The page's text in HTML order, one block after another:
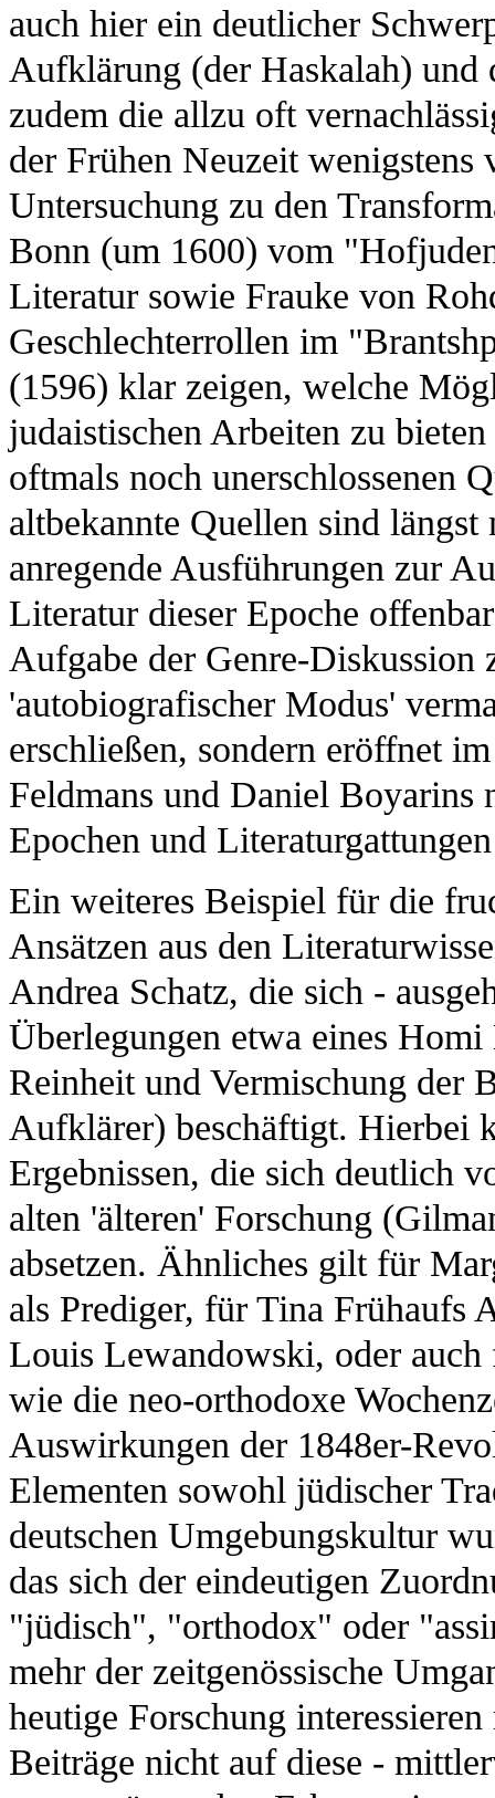
auch hier ein deutlicher
Aufklärung (der Haskalah) und
zudem die allzu oft
der Frühen Neuzeit
Untersuchung zu den
Bonn (um 1600) vom
Literatur sowie Frauke von
Geschlechterrollen im
(1596) klar zeigen, welche
judaistischen Arbeiten zu
oftmals noch unerschlossenen
altbekannte Quellen sind
anregende Ausführungen zur
Literatur dieser Epoche
Aufgabe der Genre-Diskussion
'autobiografischer Modus'
erschließen, sondern eröffnet
Feldmans und Daniel Boyarins
Epochen und
Ein weiteres Beispiel für die
Ansätzen aus den
Andrea Schatz, die sich -
Überlegungen etwa eines
Reinheit und Vermischung der
Aufklärer) beschäftigt. Hierbei
Ergebnissen, die sich deutlich
alten 'älteren' Forschung
absetzen. Ähnliches gilt für
als Prediger, für Tina Frühaufs
Louis Lewandowski, oder
wie die neo-orthodoxe
Auswirkungen der 1848er-
Elementen sowohl jüdischer
deutschen Umgebungskultur
das sich der eindeutigen
"jüdisch", "orthodox" oder
mehr der zeitgenössische
heutige Forschung
Beiträge nicht auf diese -